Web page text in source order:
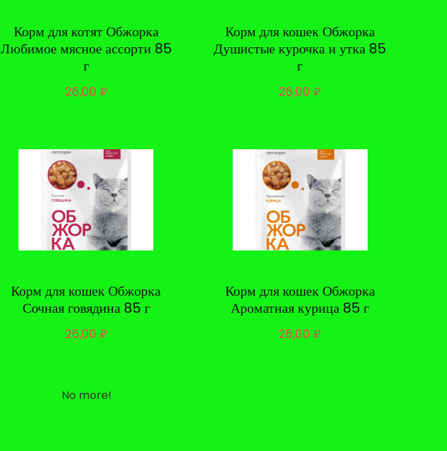
Корм для котят Обжорка
Любимое мясное ассорти 85
г
26,00 ₽
Корм для кошек Обжорка
Душистые курочка и утка 85
г
26,00₽
Корм для кошек Обжорка
Сочная говядина 85 г
26,00 ₽
Корм для кошек Обжорка
Ароматная курица 85 г
26,00₽
No more!